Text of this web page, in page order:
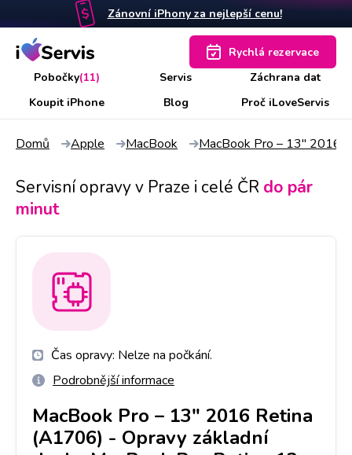
Zánovní iPhony za nejlepší cenu!
Pobočky(11) Servis
Záchrana dat
Koupit iPhone
Blog Proč iLoveServis
Rychlá rezervace
Domů Apple MacBook MacBook Pro – 13" 2016
Servisní opravy v Praze i celé ČR do pár
minut
Čas opravy: Nelze na počkání.
Podrobnější informace
MacBook Pro – 13" 2016 Retina
(A1706) - Opravy základní